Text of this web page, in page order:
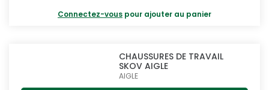
Connectez-vous pour ajouter au panier
CHAUSSURES DE TRAVAIL
SKOV AIGLE
AIGLE